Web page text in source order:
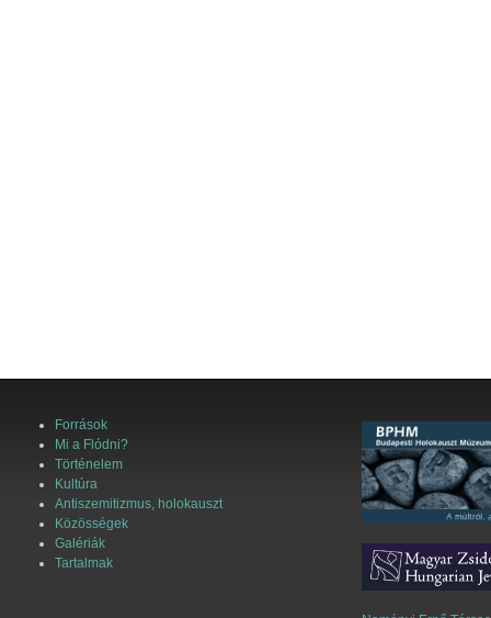
Források
Mi a Flódni?
Történelem
Kultúra
Antiszemitizmus, holokauszt
Közösségek
Galériák
Tartalmak